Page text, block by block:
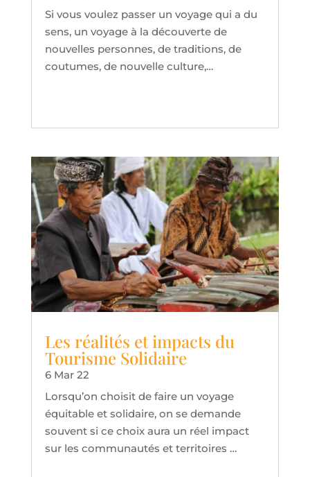
Si vous voulez passer un voyage qui a du
sens, un voyage à la découverte de
nouvelles personnes, de traditions, de
coutumes, de nouvelle culture,…
Les réalités et impacts du
Tourisme Solidaire
6 Mar 22
Lorsqu’on choisit de faire un voyage
équitable et solidaire, on se demande
souvent si ce choix aura un réel impact
sur les communautés et territoires …